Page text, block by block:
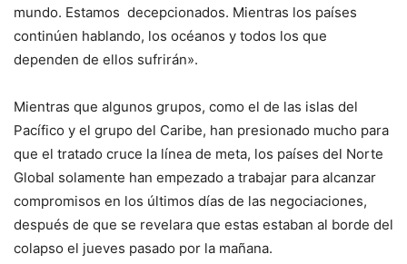
mundo. Estamos decepcionados. Mientras los países
continúen hablando, los océanos y todos los que
dependen de ellos sufrirán».
Mientras que algunos grupos, como el de las islas del
Pacífico y el grupo del Caribe, han presionado mucho para
que el tratado cruce la línea de meta, los países del Norte
Global solamente han empezado a trabajar para alcanzar
compromisos en los últimos días de las negociaciones,
después de que se revelara que estas estaban al borde del
colapso el jueves pasado por la mañana.